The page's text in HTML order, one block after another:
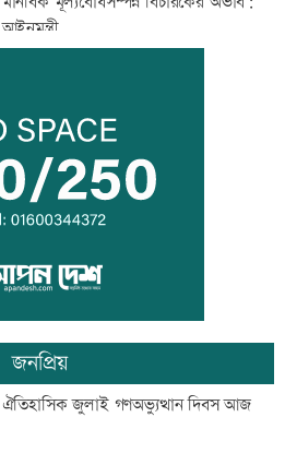
আইনমন্ত্রী
রোববার চট্টগ্রামে যাচ্ছেন প্রধানমন্ত্রী
বিয়ে না করার কারণ জানালেন আমিশা
আওয়ামী লীগের সঙ্গে গণতন্ত্র যায় না: মির্জা
ফখরুল
জনপ্রিয়
ঐতিহাসিক জুলাই গণঅভ্যুত্থান দিবস আজ